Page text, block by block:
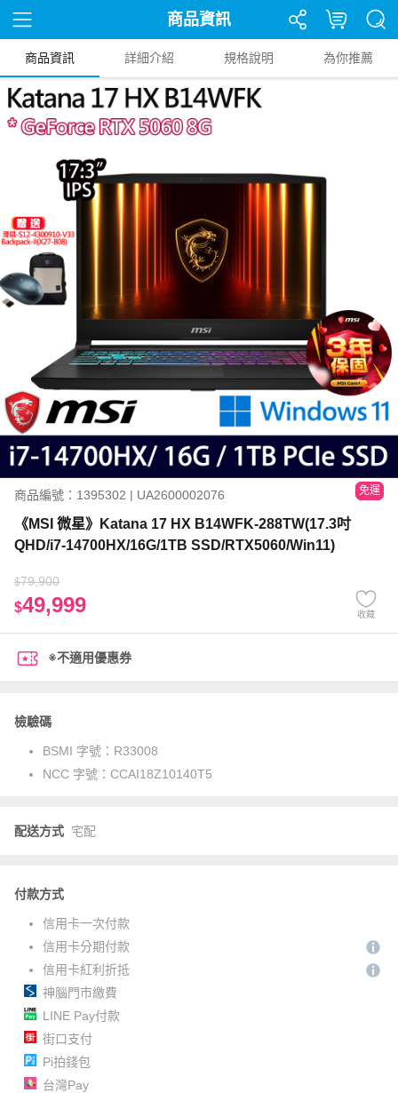
商品資訊
商品資訊 詳細介紹 規格說明 為你推薦
商品編號：1395302 | UA2600002076 免運
《MSI 微星》Katana 17 HX B14WFK-288TW(17.3吋
QHD/i7-14700HX/16G/1TB SSD/RTX5060/Win11)
$79,900
$49,999 收藏
※不適用優惠券
檢驗碼
BSMI 字號： R33008
NCC 字號： CCAI18Z10140T5
配送方式 宅配
付款方式
信用卡一次付款
信用卡分期付款
信用卡紅利折抵
神腦門市繳費
LINE Pay付款
街口支付
Pi拍錢包
台灣Pay